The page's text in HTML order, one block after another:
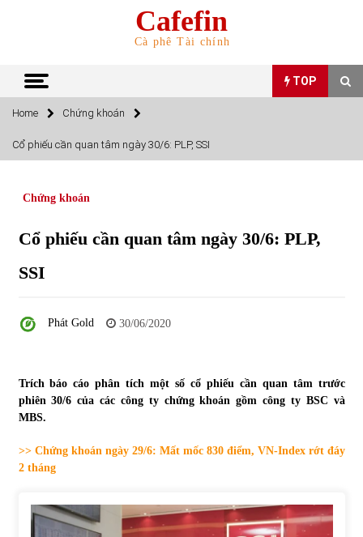
Cafefin
Cà phê Tài chính
TOP
TOP
Top 10 mặt hàng Việt Nam nhập khẩu nhiều nhất tháng
Top 10 mặt hàng Việt Nam xuất khẩu nhiều nhất tháng
Tự doanh ngày 3.6.2022: CTCK mua ròng 28,7 tỷ đồng
Home Chứng khoán
Cổ phiếu cần quan tâm ngày 30/6: PLP, SSI
Chứng khoán
Cổ phiếu cần quan tâm ngày 30/6: PLP,
SSI
Phát Gold 30/06/2020
Trích báo cáo phân tích một số cổ phiếu cần quan tâm trước
phiên 30/6 của các công ty chứng khoán gồm công ty BSC và
MBS.
>> Chứng khoán ngày 29/6: Mất mốc 830 điểm, VN-Index rớt đáy
2 tháng